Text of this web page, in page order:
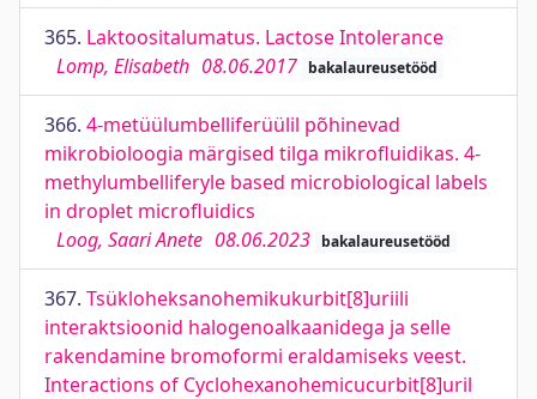
365. Laktoositalumatus. Lactose Intolerance
Lomp, Elisabeth 08.06.2017 bakalaureusetööd
366. 4-metüülumbelliferüülil põhinevad
mikrobioloogia märgised tilga mikrofluidikas. 4-
methylumbelliferyle based microbiological labels
in droplet microfluidics
Loog, Saari Anete 08.06.2023 bakalaureusetööd
367. Tsükloheksanohemikukurbit[8]uriili
interaktsioonid halogenoalkaanidega ja selle
rakendamine bromoformi eraldamiseks veest.
Interactions of Cyclohexanohemicucurbit[8]uril